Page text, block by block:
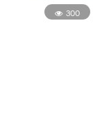
300